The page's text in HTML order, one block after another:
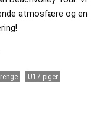
atmosfære og en
U17 piger